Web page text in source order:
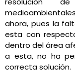
ahora, pues la
esta con
dentro del área
a esta, no ha
correcta solución.